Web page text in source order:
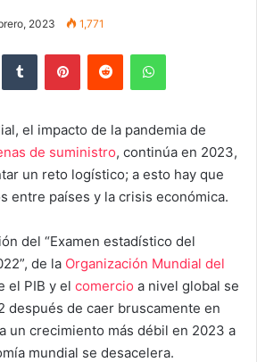
2023 1,771
el impacto de la pandemia de
de suministro, continúa en 2023,
un reto logístico; a esto hay que
entre países y la crisis económica.
del “Examen estadístico del
de la Organización Mundial del
el PIB y el comercio a nivel global se
después de caer bruscamente en
un crecimiento más débil en 2023 a
mundial se desacelera.